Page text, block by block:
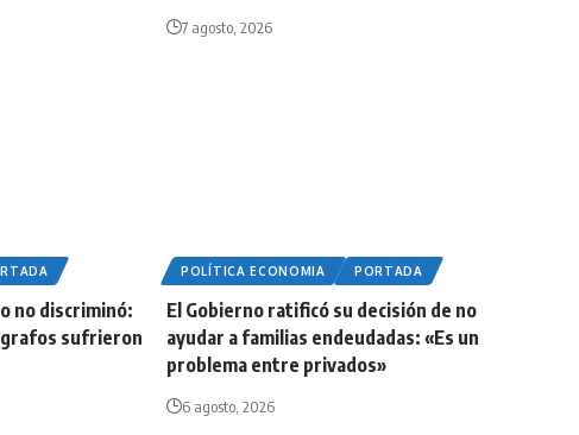
7 agosto, 2026
no discriminó:
sufrieron
POLÍTICA ECONOMIA PORTADA
El Gobierno ratificó su decisión de no
ayudar a familias endeudadas: «Es un
problema entre privados»
6 agosto, 2026